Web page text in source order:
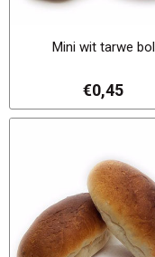
Mini wit tarwe bol
€0,45